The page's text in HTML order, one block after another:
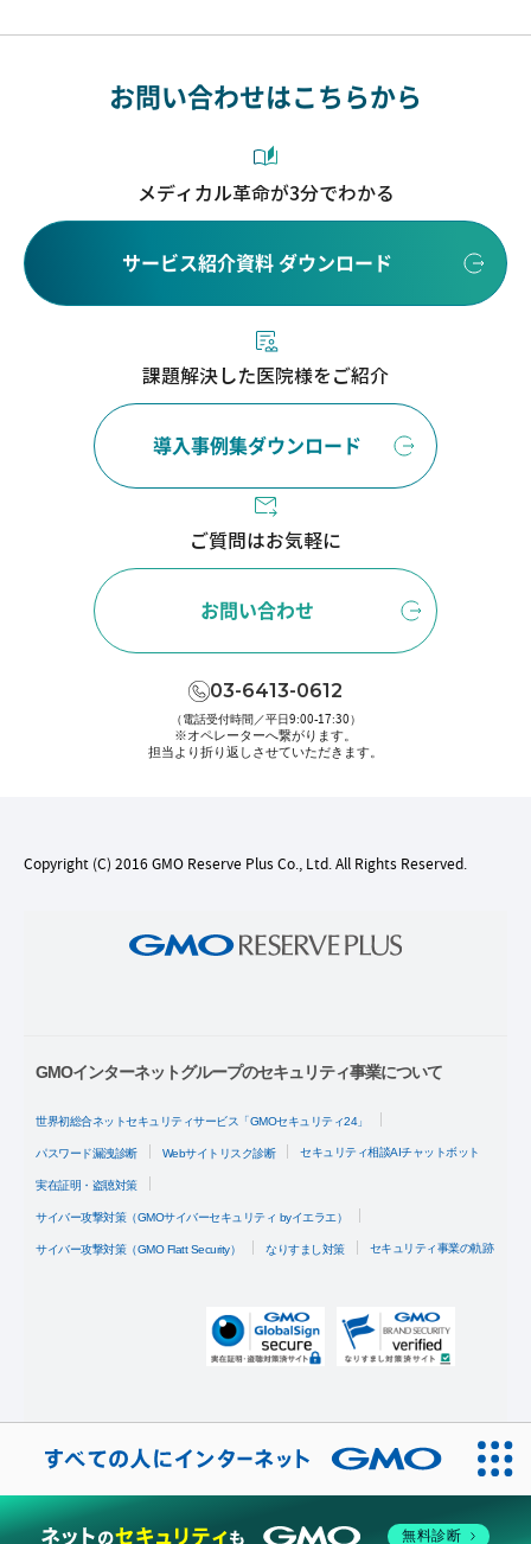
お問い合わせはこちらから
メディカル革命が3分でわかる
サービス紹介資料 ダウンロード
課題解決した医院様をご紹介
導入事例集ダウンロード
ご質問はお気軽に
お問い合わせ
03-6413-0612
（電話受付時間／平日9:00-17:30）
※オペレーターへ繋がります。
担当より折り返しさせていただきます。
Copyright (C) 2016 GMO Reserve Plus Co., Ltd. All Rights Reserved.
GMOインターネットグループのセキュリティ事業について
世界初総合ネットセキュリティサービス「GMOセキュリティ24」
パスワード漏洩診断 Webサイトリスク診断 セキュリティ相談AIチャットボット
実在証明・盗聴対策
サイバー攻撃対策（GMOサイバーセキュリティ byイエラエ）
サイバー攻撃対策（GMO Flatt Security） なりすまし対策 セキュリティ事業の軌跡
無料診断